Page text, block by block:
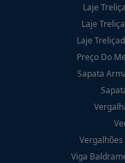
Laje
Laje
Laje
Preço Do
Sapata
Viga